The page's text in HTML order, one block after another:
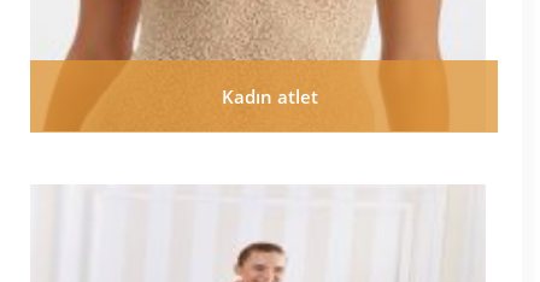
Kadın atlet